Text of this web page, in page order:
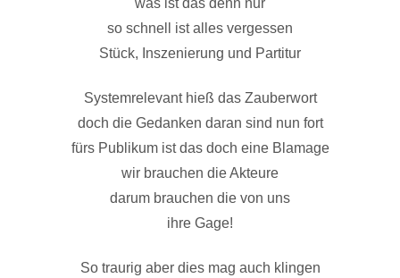
was ist das denn nur
so schnell ist alles vergessen
Stück, Inszenierung und Partitur
Systemrelevant hieß das Zauberwort
doch die Gedanken daran sind nun fort
fürs Publikum ist das doch eine Blamage
wir brauchen die Akteure
darum brauchen die von uns
ihre Gage!
So traurig aber dies mag auch klingen